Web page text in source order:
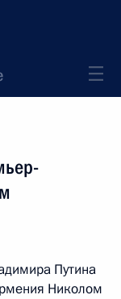
Путина
Николом